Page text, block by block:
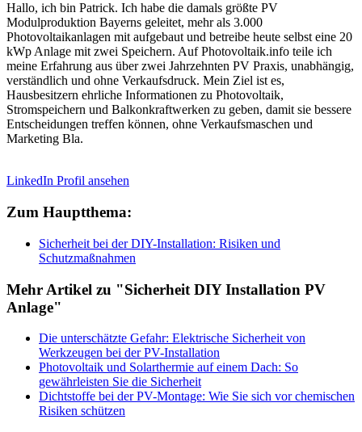
Hallo, ich bin Patrick. Ich habe die damals größte PV
Modulproduktion Bayerns geleitet, mehr als 3.000
Photovoltaikanlagen mit aufgebaut und betreibe heute selbst eine 20
kWp Anlage mit zwei Speichern. Auf Photovoltaik.info teile ich
meine Erfahrung aus über zwei Jahrzehnten PV Praxis, unabhängig,
verständlich und ohne Verkaufsdruck. Mein Ziel ist es,
Hausbesitzern ehrliche Informationen zu Photovoltaik,
Stromspeichern und Balkonkraftwerken zu geben, damit sie bessere
Entscheidungen treffen können, ohne Verkaufsmaschen und
Marketing Bla.
LinkedIn Profil ansehen
Zum Hauptthema:
Sicherheit bei der DIY-Installation: Risiken und
Schutzmaßnahmen
Mehr Artikel zu "Sicherheit DIY Installation PV
Anlage"
Die unterschätzte Gefahr: Elektrische Sicherheit von
Werkzeugen bei der PV-Installation
Photovoltaik und Solarthermie auf einem Dach: So
gewährleisten Sie die Sicherheit
Dichtstoffe bei der PV-Montage: Wie Sie sich vor chemischen
Risiken schützen